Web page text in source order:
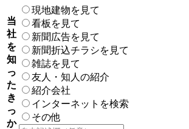
当
社
を
知
っ
た
き
っ
か
現地建物を見て
看板を見て
新聞広告を見て
新聞折込チラシを見て
雑誌を見て
友人・知人の紹介
紹介会社
インターネットを検索
その他